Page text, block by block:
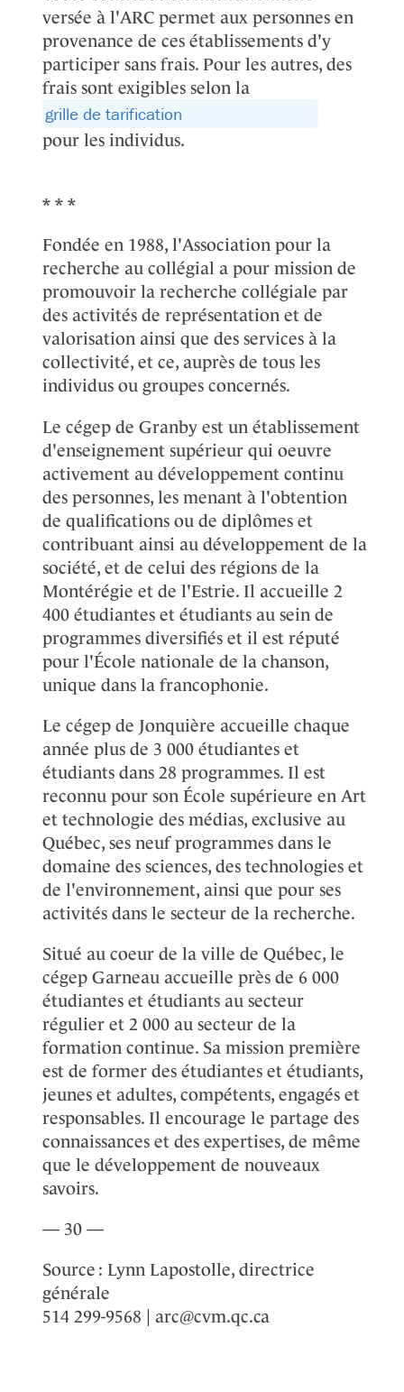
versée à l'ARC permet aux personnes en
provenance de ces établissements d'y
participer sans frais. Pour les autres, des
frais sont exigibles selon la
grille de tarification
pour les individus.
* * *
Fondée en 1988, l'Association pour la
recherche au collégial a pour mission de
promouvoir la recherche collégiale par
des activités de représentation et de
valorisation ainsi que des services à la
collectivité, et ce, auprès de tous les
individus ou groupes concernés.
Le cégep de Granby est un établissement
d'enseignement supérieur qui oeuvre
activement au développement continu
des personnes, les menant à l'obtention
de qualifications ou de diplômes et
contribuant ainsi au développement de la
société, et de celui des régions de la
Montérégie et de l'Estrie. Il accueille 2
400 étudiantes et étudiants au sein de
programmes diversifiés et il est réputé
pour l'École nationale de la chanson,
unique dans la francophonie.
Le cégep de Jonquière accueille chaque
année plus de 3 000 étudiantes et
étudiants dans 28 programmes. Il est
reconnu pour son École supérieure en Art
et technologie des médias, exclusive au
Québec, ses neuf programmes dans le
domaine des sciences, des technologies et
de l'environnement, ainsi que pour ses
activités dans le secteur de la recherche.
Situé au coeur de la ville de Québec, le
cégep Garneau accueille près de 6 000
étudiantes et étudiants au secteur
régulier et 2 000 au secteur de la
formation continue. Sa mission première
est de former des étudiantes et étudiants,
jeunes et adultes, compétents, engagés et
responsables. Il encourage le partage des
connaissances et des expertises, de même
que le développement de nouveaux
savoirs.
— 30 —
Source : Lynn Lapostolle, directrice
générale
514 299-9568 | arc@cvm.qc.ca